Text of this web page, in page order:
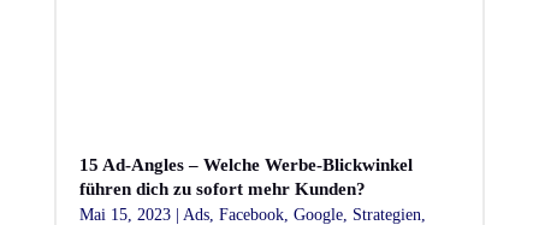
15 Ad-Angles – Welche Werbe-Blickwinkel
führen dich zu sofort mehr Kunden?
Mai 15, 2023| Ads, Facebook, Google, Strategien,